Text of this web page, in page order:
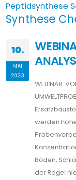
Peptidsynthese
Synthese
10.
MAI
2023
WEBINAR:
werden
Böden,
der Regel